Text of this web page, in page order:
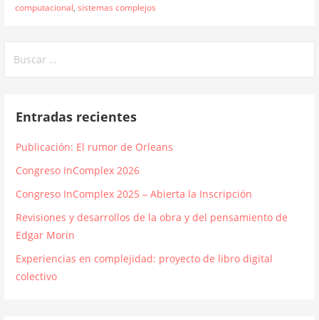
computacional, sistemas complejos
Entradas recientes
Publicación: El rumor de Orleans
Congreso InComplex 2026
Congreso InComplex 2025 – Abierta la Inscripción
Revisiones y desarrollos de la obra y del pensamiento de
Edgar Morin
Experiencias en complejidad: proyecto de libro digital
colectivo